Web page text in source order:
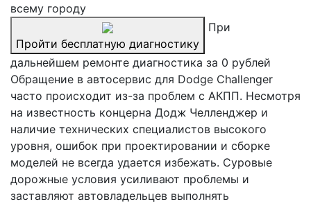
всему городу
Пройти бесплатную диагностику
При
дальнейшем ремонте диагностика за 0 рублей
Обращение в автосервис для Dodge Challenger
часто происходит из-за проблем с АКПП. Несмотря
на известность концерна Додж Челленджер и
наличие технических специалистов высокого
уровня, ошибок при проектировании и сборке
моделей не всегда удается избежать. Суровые
дорожные условия усиливают проблемы и
заставляют автовладельцев выполнять